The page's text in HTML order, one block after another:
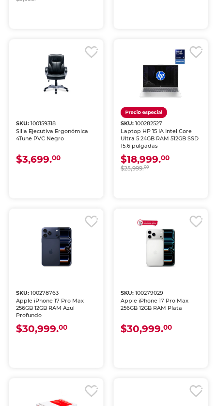
SKU:100159318
Silla Ejecutiva Ergonómica
4Tune PVC Negro
$3,699.00
SKU: 100282527
Laptop HP 15 IA Intel Core
Ultra 5 24GB RAM 512GB SSD
15.6 pulgadas
$18,999.00
$25,999.00
SKU:100278763
Apple iPhone 17 Pro Max
256GB 12GB RAM Azul
Profundo
$30,999.00
SKU: 100279029
Apple iPhone 17 Pro Max
256GB 12GB RAM Plata
$30,999.00